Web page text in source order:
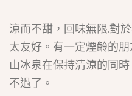
涼而不甜，回味無限.對
太友好。有一定煙齡的
山冰泉在保持清涼的同
不過了。